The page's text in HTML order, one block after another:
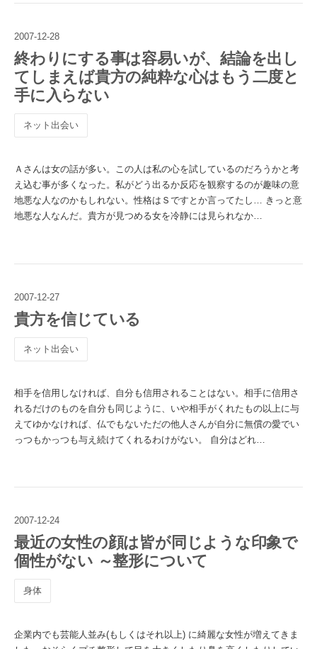
2007-12-28
終わりにする事は容易いが、結論を出し
てしまえば貴方の純粋な心はもう二度と
手に入らない
ネット出会い
Ａさんは女の話が多い。この人は私の心を試しているのだろうかと考
え込む事が多くなった。私がどう出るか反応を観察するのが趣味の意
地悪な人なのかもしれない。性格はＳですとか言ってたし… きっと意
地悪な人なんだ。貴方が見つめる女を冷静には見られなか…
2007-12-27
貴方を信じている
ネット出会い
相手を信用しなければ、自分も信用されることはない。相手に信用さ
れるだけのものを自分も同じように、いや相手がくれたもの以上に与
えてゆかなければ、仏でもないただの他人さんが自分に無償の愛でい
っつもかっつも与え続けてくれるわけがない。 自分はどれ…
2007-12-24
最近の女性の顔は皆が同じような印象で
個性がない ～整形について
身体
企業内でも芸能人並み(もしくはそれ以上) に綺麗な女性が増えてきま